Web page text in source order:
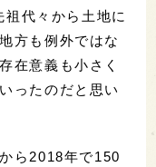
代々から土地に
方も例外ではな
在意義も小さく
ったのだと思い
ら2018年で150